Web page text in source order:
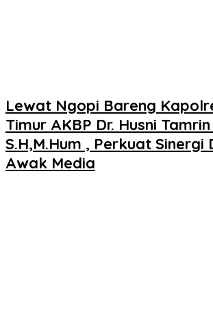
Lewat Ngopi Bareng
Timur AKBP Dr. Husni Tamrin
S.H,M.Hum , Perkuat Sinergi
Awak Media